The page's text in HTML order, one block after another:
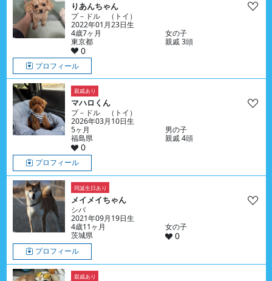
りあんちゃん
プ－ドル （トイ）
2022年01月23日生
4歳7ヶ月
女の子
東京都
親戚 3頭
0
プロフィール
親戚あり
マハロくん
プ－ドル （トイ）
2026年03月10日生
5ヶ月
男の子
福島県
親戚 4頭
0
プロフィール
同誕生日あり
メイメイちゃん
シバ
2021年09月19日生
4歳11ヶ月
女の子
茨城県
0
プロフィール
親戚あり